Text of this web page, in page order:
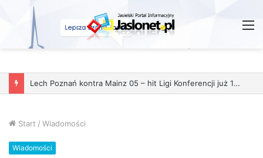
Lech Poznań kontra Mainz 05 – hit Ligi Konferencji już 11 grudnia
Start / Wiadomości
Wiadomości